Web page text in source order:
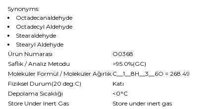
Synonyms:
Octadecanaldehyde
Octadecyl Aldehyde
Stearaldehyde
Stearyl Aldehyde
Ürün Numarası
O0368
Saflık / Analiz Metodu
>95.0%(GC)
Moleküler Formül / Moleküler Ağırlık C__1__8H__3__6O = 268.49
Fiziksel Durum(20 deg.C)
Katı
Depolama Sıcaklığı
<0°C
Store Under Inert Gas
Store under inert gas